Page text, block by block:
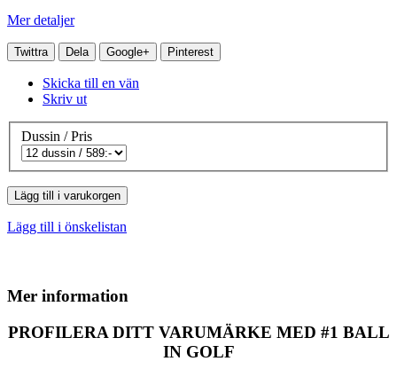
Mer detaljer
Twittra Dela Google+ Pinterest
Skicka till en vän
Skriv ut
Dussin / Pris
Lägg till i varukorgen
Lägg till i önskelistan
Mer information
PROFILERA DITT VARUMÄRKE MED #1 BALL
IN GOLF